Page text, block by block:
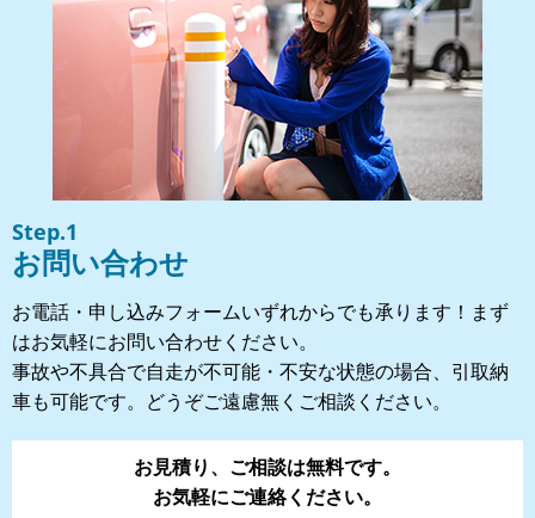
Step.1
お問い合わせ
お電話・申し込みフォームいずれからでも承ります！まず
はお気軽にお問い合わせください。
事故や不具合で自走が不可能・不安な状態の場合、引取納
車も可能です。どうぞご遠慮無くご相談ください。
お見積り、ご相談は無料です。
お気軽にご連絡ください。